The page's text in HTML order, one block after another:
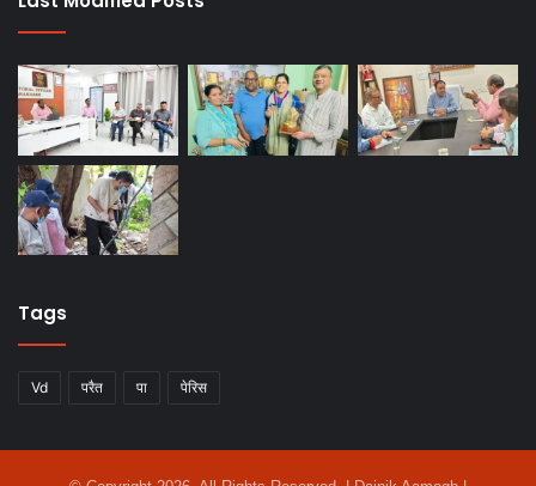
Tags
Vd परैत पा पेरिस